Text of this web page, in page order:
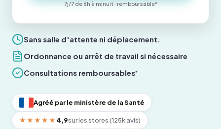
Sans salle d'attente ni déplacement.
Ordonnance ou arrêt de travail si nécessaire
Consultations remboursables*
Agréé par le ministère de la Santé
★★★★★ 4,9sur les stores (125k avis)
7j/7 de 6h à minuit · remboursable*